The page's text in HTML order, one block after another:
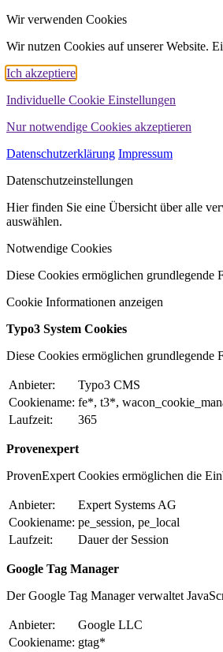
Wir verwenden Cookies
Wir nutzen Cookies auf unserer Website.
Ich akzeptiere
Individuelle Cookie Einstellungen
Nur notwendige Cookies akzeptieren
Datenschutzerklärung Impressum
Datenschutzeinstellungen
Hier finden Sie eine Übersicht über alle
auswählen.
Notwendige Cookies
Diese Cookies ermöglichen
Cookie Informationen anzeigen
Typo3 System Cookies
Diese Cookies ermöglichen
Anbieter:
Typo3 CMS
Cookiename: fe*, t3*,
Laufzeit:
365
Provenexpert
ProvenExpert Cookies ermöglichen die
Anbieter:
Expert Systems AG
Cookiename: pe_session, pe_local
Laufzeit:
Dauer der Session
Google Tag Manager
Der Google Tag Manager verwaltet
Anbieter:
Google LLC
Cookiename: gtag*